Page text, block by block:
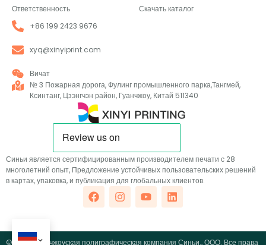
Синьи является сертифицированным производителем печати с 28
многолетний опыт, Предложение устойчивых пользовательских решений
в картах, упаковка, и публикация для глобальных клиентов.
Ответственность
Скачать каталог
+86 199 2423 9676
xyq@xinyiprint.com
Вичат
№ 3 Пожарная дорога, Фулинг промышленного парка,Тангмей,
Ксинтанг, Цзэнгчэн район, Гуанчжоу, Китай 511340
© 2026 Гуанчжоуская полиграфическая компания Синьи., ООО. Все права